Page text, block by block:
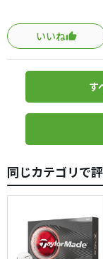
いわゆるフェー
発の高いアイアン
ンと上に飛び出す
い、
①③は感触に対し
トではV1が1番気
ただグリーン近
触に合ってきて
した。
じられました。
うが）で…。
13回ティーショ
最初から右に出て
左への巻玉もOB
パットは35パット
まずまずでした。
総じて安定感の
いいね
す
同じカテゴリで